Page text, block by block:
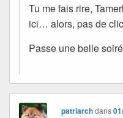
Tu me fais rire,
ici… alors, pas de
Passe une belle
patriarchdans